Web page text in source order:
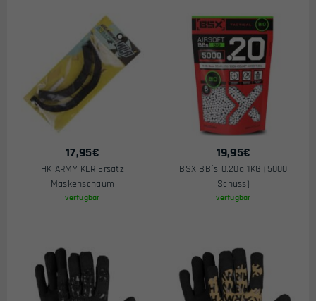
17,95€
HK ARMY KLR Ersatz
Maskenschaum
verfügbar
19,95€
BSX BB´s 0.20g 1KG (5000
Schuss)
verfügbar